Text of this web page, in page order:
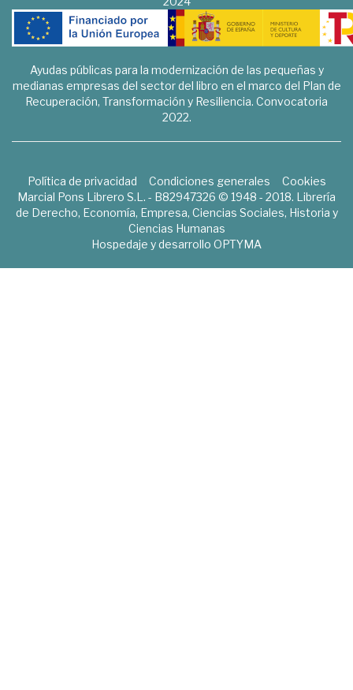
Ayudas públicas para la modernización de las pequeñas y
medianas empresas del sector del libro en el marco del Plan de
Recuperación, Transformación y Resiliencia. Convocatoria
2022.
Política de privacidad Condiciones generales
Cookies
Marcial Pons Librero S.L. - B82947326 © 1948 - 2018. Librería
de Derecho, Economía, Empresa, Ciencias Sociales, Historia y
Ciencias Humanas
Hospedaje y desarrollo OPTYMA